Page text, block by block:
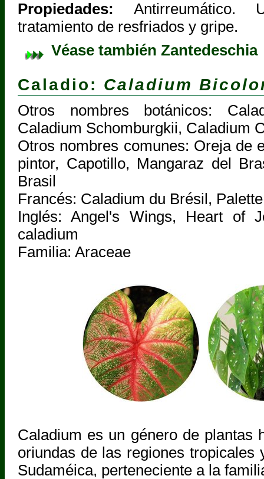
Propiedades: Antirreumático.
tratamiento de resfriados y gripe.
Véase también Zantedeschia
Caladio: Caladium
Otros nombres botánicos:
Caladium Schomburgkii, Caladium
Otros nombres comunes: Oreja de
pintor, Capotillo, Mangaraz del
Brasil
Francés: Caladium du Brésil,
Inglés: Angel's Wings, Heart of
caladium
Familia: Araceae
Caladium es un género de plantas
oriundas de las regiones tropicales
Sudaméica, perteneciente a la